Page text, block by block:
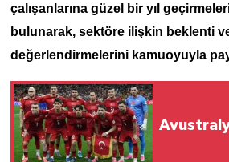
çalışanlarına güzel bir yıl
bulunarak, sektöre ilişkin beklenti
değerlendirmelerini kamuoyuyla